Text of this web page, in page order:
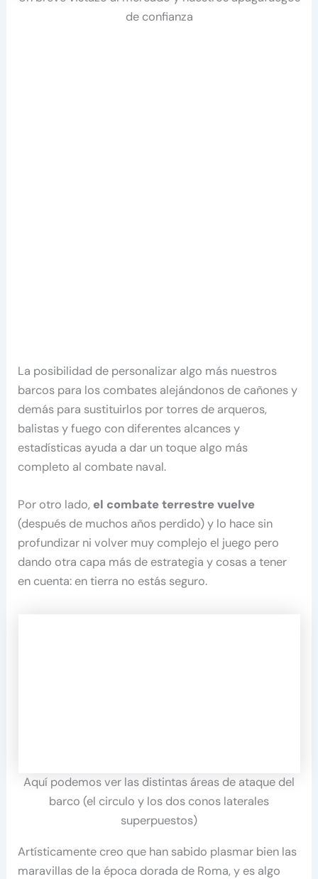
de confianza
La posibilidad de personalizar algo más nuestros
barcos para los combates alejándonos de cañones y
demás para sustituirlos por torres de arqueros,
balistas y fuego con diferentes alcances y
estadísticas ayuda a dar un toque algo más
completo al combate naval.
Por otro lado, el combate terrestre vuelve
(después de muchos años perdido) y lo hace sin
profundizar ni volver muy complejo el juego pero
dando otra capa más de estrategia y cosas a tener
en cuenta: en tierra no estás seguro.
Aquí podemos ver las distintas áreas de ataque del
barco (el circulo y los dos conos laterales
superpuestos)
Artísticamente creo que han sabido plasmar bien las
maravillas de la época dorada de Roma, y es algo